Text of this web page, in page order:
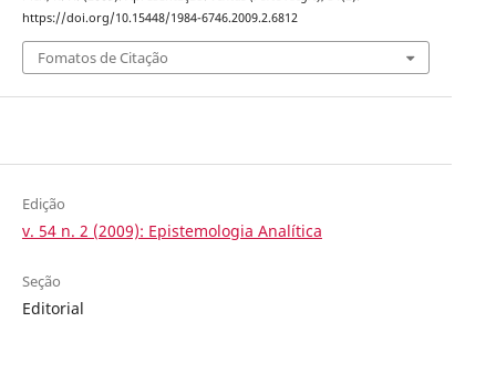
https://doi.org/10.15448/1984-6746.2009.2.6812
Fomatos de Citação
Edição
v. 54 n. 2 (2009): Epistemologia Analítica
Seção
Editorial